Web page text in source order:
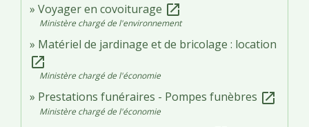
Voyager en covoiturage open_in_new
Ministère chargé de l'environnement
Matériel de jardinage et de bricolage : location
open_in_new
Ministère chargé de l'économie
Prestations funéraires - Pompes funèbres open_in_new
Ministère chargé de l'économie